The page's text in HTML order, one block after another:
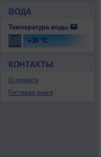
ВОДА
Температура воды
+30 °C
КОНТАКТЫ
О проекте
Гостевая книга